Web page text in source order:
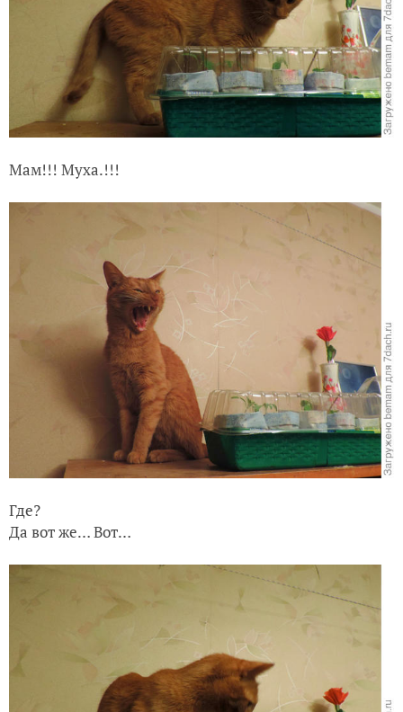
Мам!!! Муха.!!!
Где?
Да вот же… Вот…